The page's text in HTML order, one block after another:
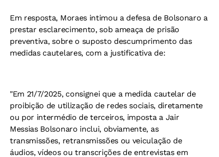
Em resposta, Moraes intimou a defesa de Bolsonaro a
prestar esclarecimento, sob ameaça de prisão
preventiva, sobre o suposto descumprimento das
medidas cautelares, com a justificativa de:
"Em 21/7/2025, consignei que a medida cautelar de
proibição de utilização de redes sociais, diretamente
ou por intermédio de terceiros, imposta a Jair
Messias Bolsonaro inclui, obviamente, as
transmissões, retransmissões ou veiculação de
áudios, vídeos ou transcrições de entrevistas em